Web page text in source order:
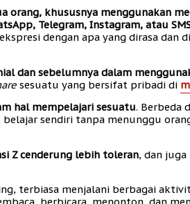
orang, khususnya menggunakan
Telegram, Instagram, atau
dengan apa yang dirasa dan
dan sebelumnya dalam
sesuatu yang bersifat pribadi di
hal mempelajari sesuatu. Berbeda
sendiri tanpa menunggu
Z cenderung lebih toleran, dan
terbiasa menjalani berbagai